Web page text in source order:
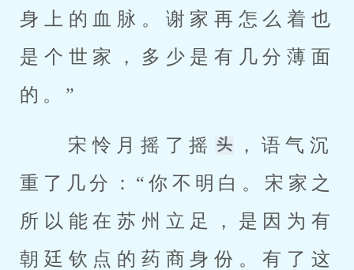
身上的血脉。谢家再怎么着也
是个世家，多少是有几分薄面
的。”
宋怜月摇了摇
，语气沉
重了几分：“你不明白。宋家之
所以能在苏州立足，是因为有
朝廷钦点的药商身份。有了这